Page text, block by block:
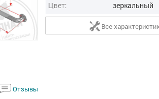
Отзывы
Цвет:
зеркальный
Все